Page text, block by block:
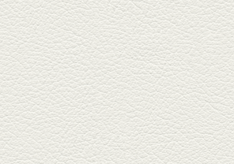
銀杏中通りにこの春オープンし
た「創作ダイニング真」へ。暑
い夏...
2025年6月13日放送
ﾊﾓの季節野菜あんかけ＆
どんぐりﾎﾟｰｸ西京焼き
西銀座通り、若き和の料理人の
名店「旬味こさか」で夏の味を
堪能...
2025年5月23日放送